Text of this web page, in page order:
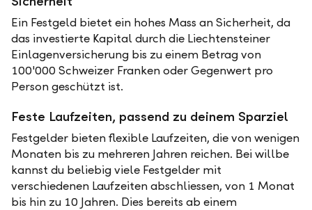
Ein Festgeld bietet ein hohes Mass an Sicherheit, da
das investierte Kapital durch die Liechtensteiner
Einlagenversicherung bis zu einem Betrag von
100'000 Schweizer Franken oder Gegenwert pro
Person geschützt ist.
Feste Laufzeiten, passend zu deinem Sparziel
Festgelder bieten flexible Laufzeiten, die von wenigen
Monaten bis zu mehreren Jahren reichen. Bei willbe
kannst du beliebig viele Festgelder mit
verschiedenen Laufzeiten abschliessen, von 1 Monat
bis hin zu 10 Jahren. Dies bereits ab einem